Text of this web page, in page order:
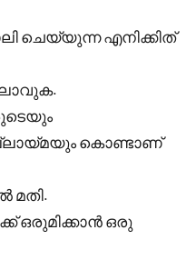
ചെയ്യുന്ന എനിക്കിത്
കൊണ്ടാണ്
മതി.
ഒരുമിക്കാൻ ഒരു